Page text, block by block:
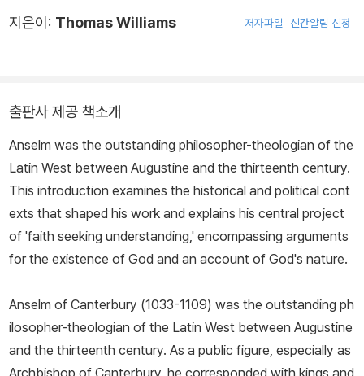
지은이: Thomas Williams 저자파일 신간알림 신청
출판사 제공 책소개
Anselm was the outstanding philosopher-theologian of the
Latin West between Augustine and the thirteenth century.
This introduction examines the historical and political cont
exts that shaped his work and explains his central project
of 'faith seeking understanding,' encompassing arguments
for the existence of God and an account of God's nature.
Anselm of Canterbury (1033-1109) was the outstanding ph
ilosopher-theologian of the Latin West between Augustine
and the thirteenth century. As a public figure, especially as